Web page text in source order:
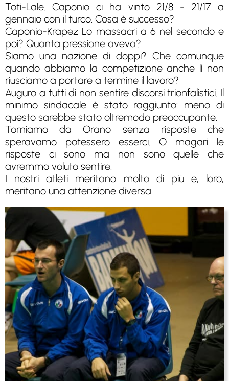
Toti-Lale. Caponio ci ha vinto 21/8 - 21/17 a
gennaio con il turco. Cosa è successo?
Caponio-Krapez Lo massacri a 6 nel secondo e
poi? Quanta pressione aveva?
Siamo una nazione di doppi? Che comunque
quando abbiamo la competizione anche lì non
riusciamo a portare a termine il lavoro?
Auguro a tutti di non sentire discorsi trionfalistici. Il
minimo sindacale è stato raggiunto: meno di
questo sarebbe stato oltremodo preoccupante.
Torniamo da Orano senza risposte che
speravamo potessero esserci. O magari le
risposte ci sono ma non sono quelle che
avremmo voluto sentire.
I nostri atleti meritano molto di più e, loro,
meritano una attenzione diversa.